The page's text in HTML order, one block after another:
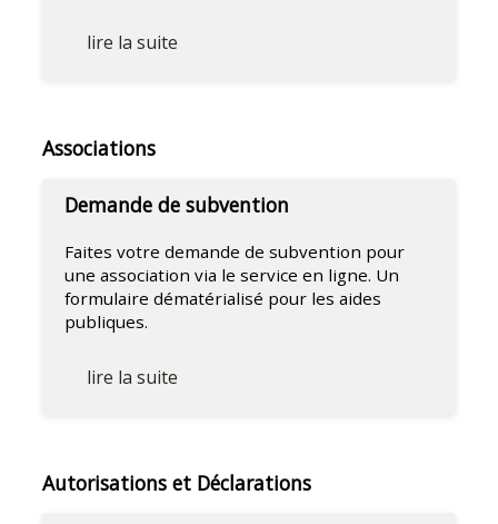
lire la suite
Associations
Demande de subvention
Faites votre demande de subvention pour
une association via le service en ligne. Un
formulaire dématérialisé pour les aides
publiques.
lire la suite
Autorisations et Déclarations